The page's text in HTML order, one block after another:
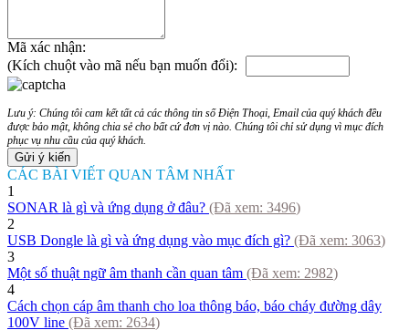
Mã xác nhận:
(Kích chuột vào mã nếu bạn muốn đổi):
Lưu ý: Chúng tôi cam kết tất cả các thông tin số Điện Thoại, Email của quý khách đều
được bảo mật, không chia sẻ cho bất cứ đơn vị nào. Chúng tôi chỉ sử dụng vì mục đích
phục vụ nhu cầu của quý khách.
CÁC BÀI VIẾT QUAN TÂM NHẤT
1
SONAR là gì và ứng dụng ở đâu? (Đã xem: 3496)
2
USB Dongle là gì và ứng dụng vào mục đích gì? (Đã xem: 3063)
3
Một số thuật ngữ âm thanh cần quan tâm (Đã xem: 2982)
4
Cách chọn cáp âm thanh cho loa thông báo, báo cháy đường dây
100V line (Đã xem: 2634)